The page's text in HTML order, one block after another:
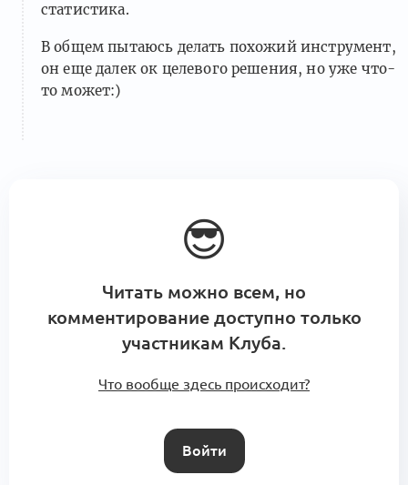
статистика.
В общем пытаюсь делать похожий инструмент,
он еще далек ок целевого решения, но уже что-
то может:)
😎
Читать можно всем, но
комментирование доступно только
участникам Клуба.
Что вообще здесь происходит?
Войти